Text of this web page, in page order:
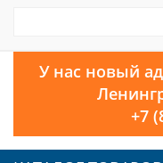
У нас новый
+7